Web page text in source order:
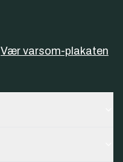
Vær varsom-plakaten